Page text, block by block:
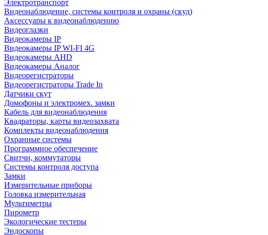
Электротранспорт
Видеонаблюдение, системы контроля и охраны (скуд)
Аксессуары к видеонаблюдению
Видеоглазки
Видеокамеры IP
Видеокамеры IP WI-FI 4G
Видеокамеры AHD
Видеокамеры Аналог
Видеорегистраторы
Видеорегистраторы Trade In
Датчики скут
Домофоны и электромех. замки
Кабель для видеонаблюдения
Квадраторы, карты видеозахвата
Комплекты видеонаблюдения
Охранные системы
Программное обеспечение
Свитчи, коммутаторы
Системы контроля доступа
Замки
Измерительные приборы
Головка измерительная
Мультиметры
Пирометр
Экологические тестеры
Эндоскопы